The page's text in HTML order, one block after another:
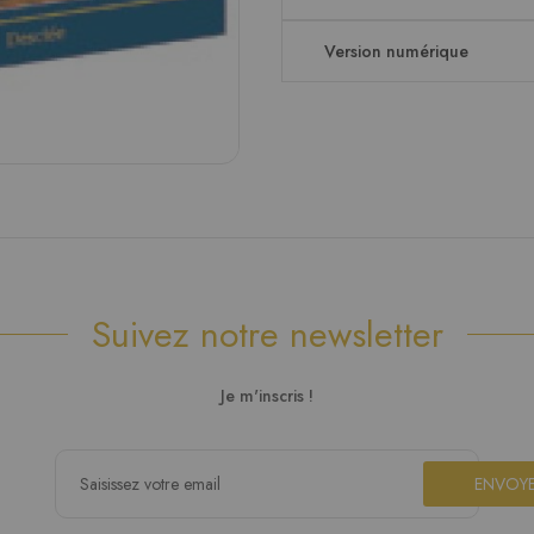
Version numérique
Suivez notre newsletter
Je m'inscris !